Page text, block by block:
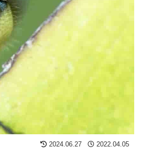
2024.06.27 2022.04.05